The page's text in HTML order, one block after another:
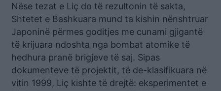
Nëse tezat e Liç do të rezultonin të sakta,
Shtetet e Bashkuara mund ta kishin nënshtruar
Japoninë përmes goditjes me cunami gjigantë
të krijuara ndoshta nga bombat atomike të
hedhura pranë brigjeve të saj. Sipas
dokumenteve të projektit, të de-klasifikuara në
vitin 1999, Liç kishte të drejtë: eksperimentet e